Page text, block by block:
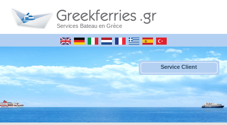
Services Bateau en Grèce
Service Client